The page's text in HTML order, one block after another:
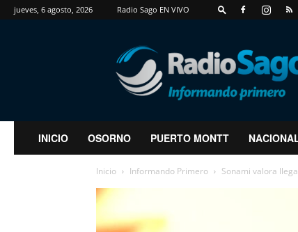
jueves, 6 agosto, 2026 Radio Sago EN VIVO
RadioSago
INICIO OSORNO PUERTO MONTT
Inicio Informando Primero Sonami valora